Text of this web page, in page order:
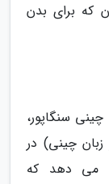
که برای بدن
سنگاپور،
زبان چینی) در
می دهد که